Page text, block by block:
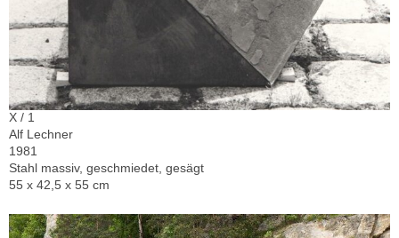
X / 1
Alf Lechner
1981
Stahl massiv, geschmiedet, gesägt
55 x 42,5 x 55 cm